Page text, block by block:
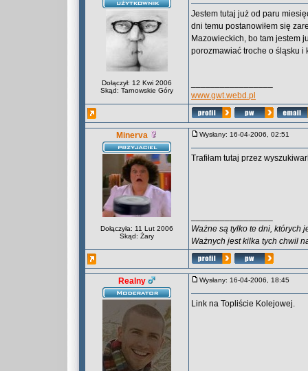
Dołączył: 12 Kwi 2006
Skąd: Tarnowskie Góry
Jestem tutaj już od paru
dni temu postanowiłem się
Mazowieckich, bo tam jestem
porozmawiać troche o śląsku i
www.gwt.webd.pl
Minerva
Dołączyła: 11 Lut 2006
Skąd: Żary
Wysłany: 16-04-2006, 02:51
Trafiłam tutaj przez
Ważne są tylko te dni, których
Ważnych jest kilka tych chwil
Realny Wysłany: 16-04-2006, 18:45
Link na Topliście Kolejowej.